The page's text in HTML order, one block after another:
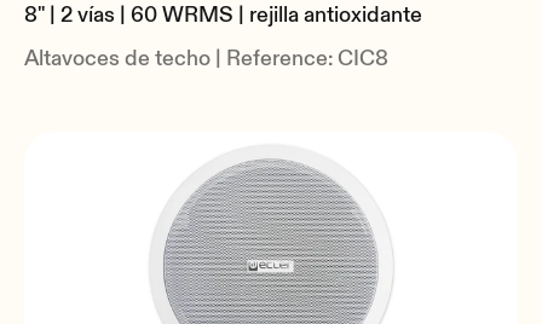
Por qué Ecler
Relacionados
8" | 2 vías | 60 WRMS | rejilla antioxidante
Altavoces de techo | Reference: CIC8